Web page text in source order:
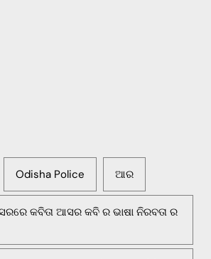
Odisha Police ଆର
କବିତା ଆସର କବି ର ଭାଷା ନିରବତା ର